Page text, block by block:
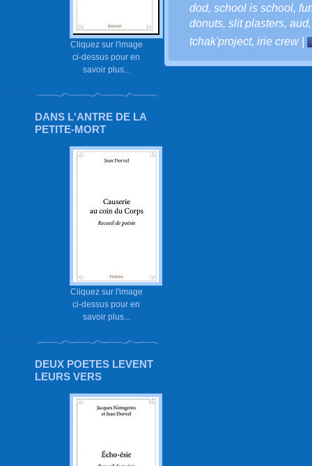
Cliquez sur l'image
ci-dessus pour en
savoir plus...
DANS L'ANTRE DE LA
PETITE-MORT
Cliquez sur l'image
ci-dessus pour en
savoir plus...
DEUX POETES LEVENT
LEURS VERS
dod, school is school,
donuts, slit plasters, aud
tchak'project, irie crew